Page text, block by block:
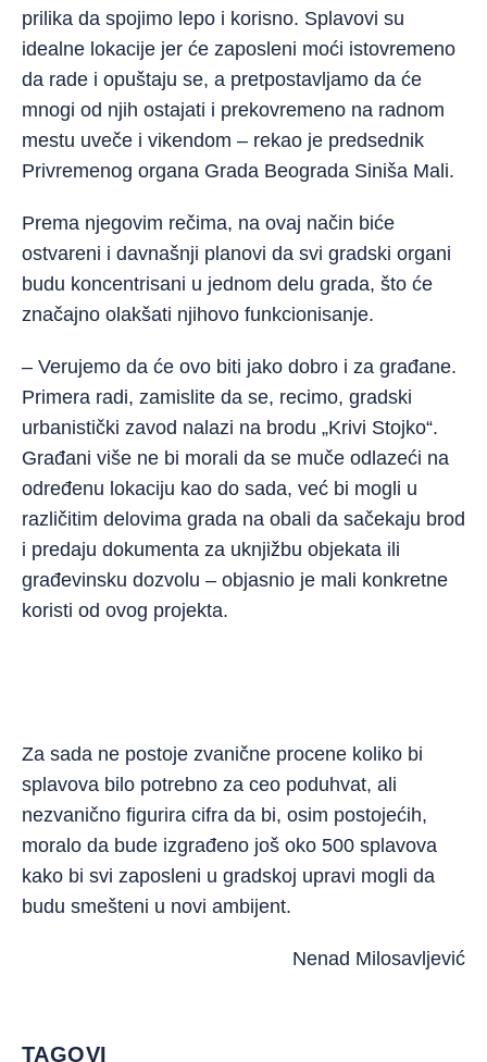
prilika da spojimo lepo i korisno. Splavovi su
idealne lokacije jer će zaposleni moći istovremeno
da rade i opuštaju se, a pretpostavljamo da će
mnogi od njih ostajati i prekovremeno na radnom
mestu uveče i vikendom – rekao je predsednik
Privremenog organa Grada Beograda Siniša Mali.
Prema njegovim rečima, na ovaj način biće
ostvareni i davnašnji planovi da svi gradski organi
budu koncentrisani u jednom delu grada, što će
značajno olakšati njihovo funkcionisanje.
– Verujemo da će ovo biti jako dobro i za građane.
Primera radi, zamislite da se, recimo, gradski
urbanistički zavod nalazi na brodu „Krivi Stojko“.
Građani više ne bi morali da se muče odlazeći na
određenu lokaciju kao do sada, već bi mogli u
različitim delovima grada na obali da sačekaju brod
i predaju dokumenta za uknjižbu objekata ili
građevinsku dozvolu – objasnio je mali konkretne
koristi od ovog projekta.
Za sada ne postoje zvanične procene koliko bi
splavova bilo potrebno za ceo poduhvat, ali
nezvanično figurira cifra da bi, osim postojećih,
moralo da bude izgrađeno još oko 500 splavova
kako bi svi zaposleni u gradskoj upravi mogli da
budu smešteni u novi ambijent.
Nenad Milosavljević
TAGOVI